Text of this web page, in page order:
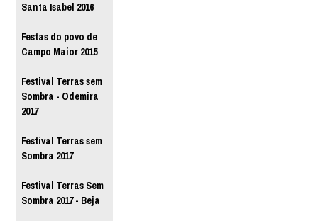
Santa Isabel 2016
Festas do povo de
Campo Maior 2015
Festival Terras sem
Sombra - Odemira
2017
Festival Terras sem
Sombra 2017
Festival Terras Sem
Sombra 2017 - Beja